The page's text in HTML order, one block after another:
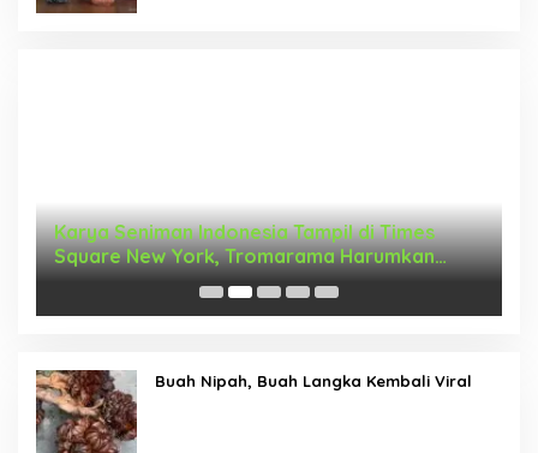
Karya Seniman Indonesia Tampil di Times
Square New York, Tromarama Harumkan
Nama Bangsa
Buah Nipah, Buah Langka Kembali Viral